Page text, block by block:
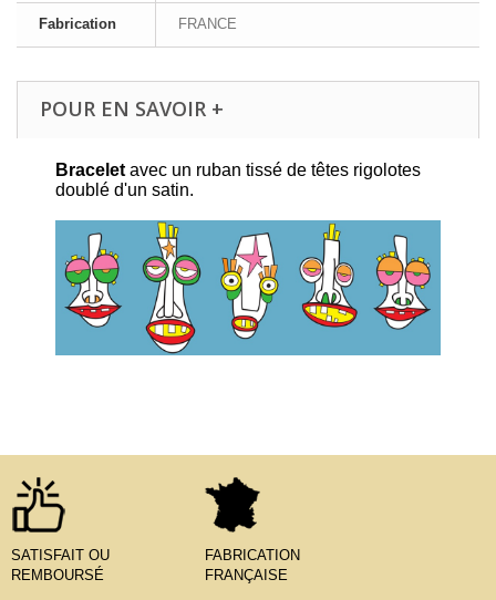
Fabrication FRANCE
POUR EN SAVOIR +
Bracelet avec un ruban tissé de têtes rigolotes
doublé d'un satin.
SATISFAIT OU
REMBOURSÉ
FABRICATION
FRANÇAISE